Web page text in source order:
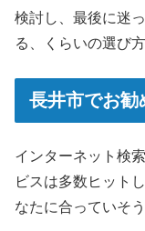
検討し、最後に迷
る、くらいの選び
長井市でお勧
インターネット検
ビスは多数ヒット
なたに合っていそ